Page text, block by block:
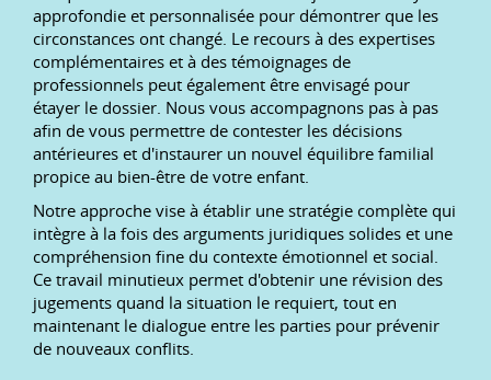
approfondie et personnalisée pour démontrer que les
circonstances ont changé. Le recours à des expertises
complémentaires et à des témoignages de
professionnels peut également être envisagé pour
étayer le dossier. Nous vous accompagnons pas à pas
afin de vous permettre de contester les décisions
antérieures et d'instaurer un nouvel équilibre familial
propice au bien-être de votre enfant.
Notre approche vise à établir une stratégie complète qui
intègre à la fois des arguments juridiques solides et une
compréhension fine du contexte émotionnel et social.
Ce travail minutieux permet d'obtenir une révision des
jugements quand la situation le requiert, tout en
maintenant le dialogue entre les parties pour prévenir
de nouveaux conflits.